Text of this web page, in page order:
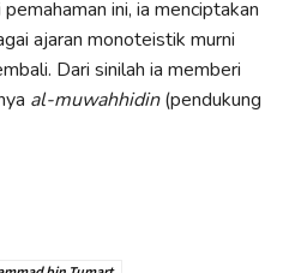
ini, ia menciptakan
ajaran monoteistik murni
Dari sinilah ia memberi
al-muwahhidin(pendukung